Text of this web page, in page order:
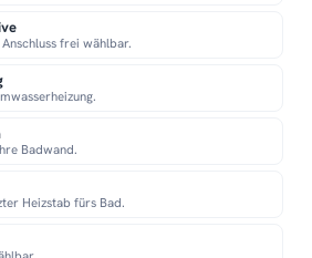
frei wählbar.
Badwand.
Heizstab fürs Bad.